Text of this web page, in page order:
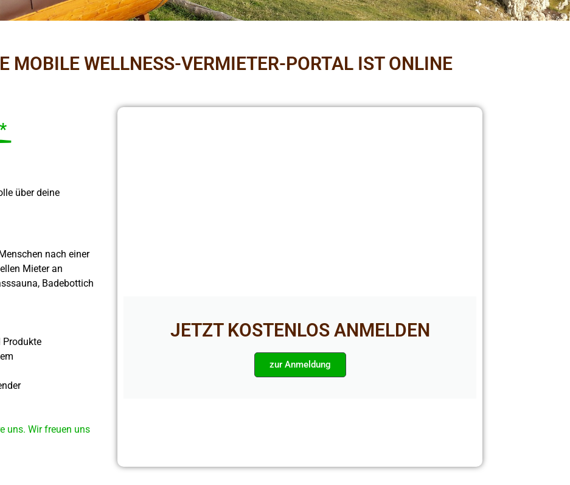
MOBILE WELLNESS-VERMIETER-PORTAL IST ONLINE
über deine
nach einer
Mieter an
Badebottich
Produkte
uns. Wir freuen uns
JETZT KOSTENLOS ANMELDEN
zur Anmeldung